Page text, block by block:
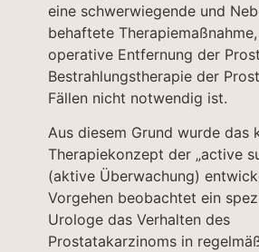
eine schwerwiegende und
behaftete
operative Entfernung der
Bestrahlungstherapie der
Fällen nicht notwendig ist.
Aus diesem Grund wurde das
Therapiekonzept der „active
(aktive Überwachung)
Vorgehen beobachtet ein
Urologe das Verhalten des
Prostatakarzinoms in